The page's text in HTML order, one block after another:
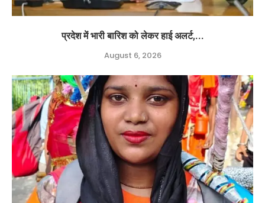
प्रदेश में भारी बारिश को लेकर हाई अलर्ट,...
August 6, 2026